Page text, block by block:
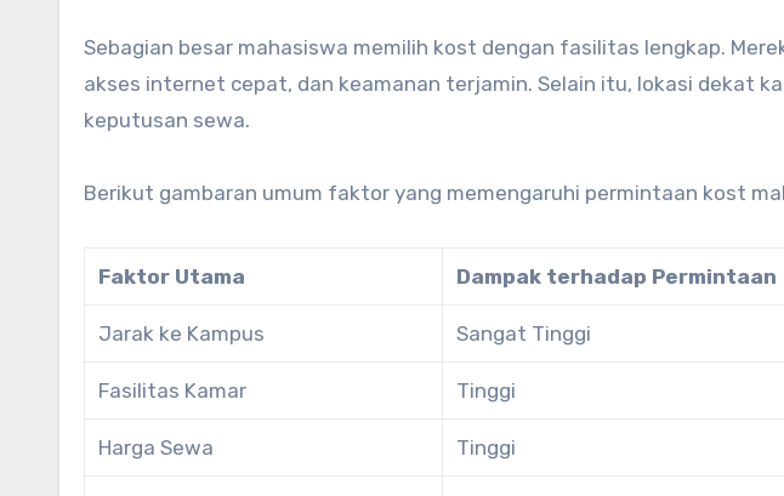
Sebagian besar mahasiswa memilih kost dengan fasilitas lengkap.
akses internet cepat, dan keamanan terjamin. Selain itu, lokasi dekat
keputusan sewa.
Berikut gambaran umum faktor yang memengaruhi permintaan kost
Faktor Utama Dampak terhadap Permintaan
Jarak ke Kampus Sangat Tinggi
Fasilitas Kamar Tinggi
Harga Sewa Tinggi